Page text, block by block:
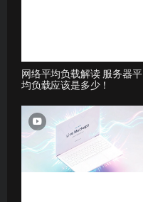
网络平均负载解读 服务器平
均负载应该是多少！